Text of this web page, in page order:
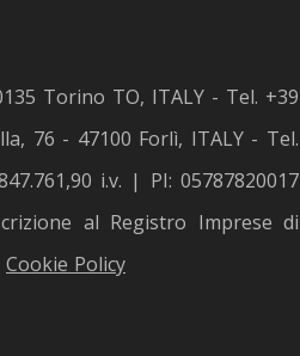
Torino TO, ITALY - Tel. +39
76 - 47100 Forlì, ITALY - Tel.
i.v. | PI: 05787820017
al Registro Imprese di
Cookie Policy